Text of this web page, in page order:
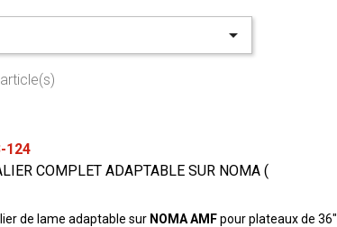

124
COMPLET ADAPTABLE SUR NOMA (
de lame adaptable sur NOMA AMFpour plateaux de 36"